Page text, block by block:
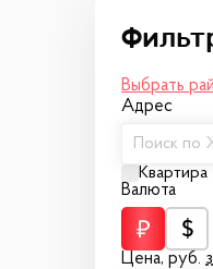
Выбрать
Адрес
Поиск
Квартира
Валюта
Цена, руб.